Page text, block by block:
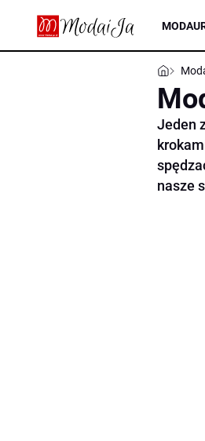
MODA
Jeden
nasze